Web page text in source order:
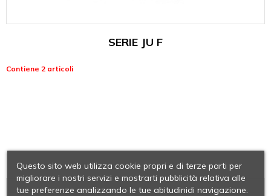
SERIE JU F
Contiene 2 articoli
Questo sito web utilizza cookie propri e di terze parti per
migliorare i nostri servizi e mostrarti pubblicità relativa alle
tue preferenze analizzando le tue abitudinidi navigazione.